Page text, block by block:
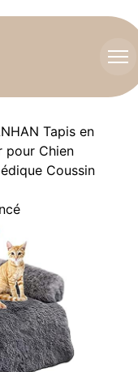
Tapis en
pour Chien
Coussin